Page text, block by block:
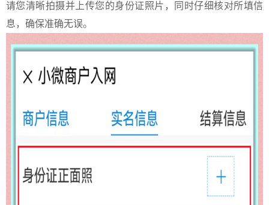
请您清晰拍摄并上传您的身份证照片，同时仔细核对所填信
息，确保准确无误。